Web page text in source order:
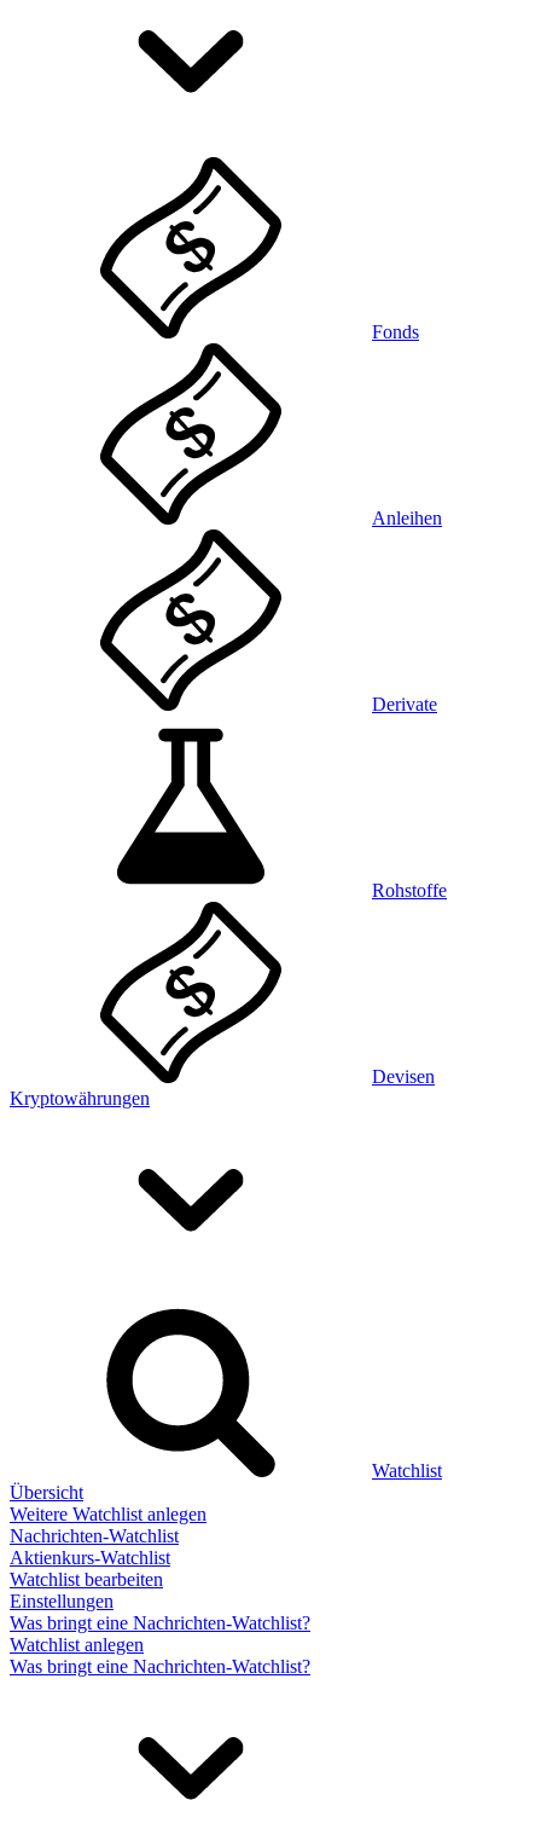
Fonds
Anleihen
Derivate
Rohstoffe
Devisen
Kryptowährungen
Watchlist
Übersicht
Weitere Watchlist anlegen
Nachrichten-Watchlist
Aktienkurs-Watchlist
Watchlist bearbeiten
Einstellungen
Was bringt eine Nachrichten-Watchlist?
Watchlist anlegen
Was bringt eine Nachrichten-Watchlist?